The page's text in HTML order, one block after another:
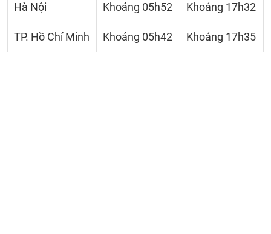
Hà Nội Khoảng 05h52 Khoảng 17h32
TP. Hồ Chí Minh Khoảng 05h42 Khoảng 17h35